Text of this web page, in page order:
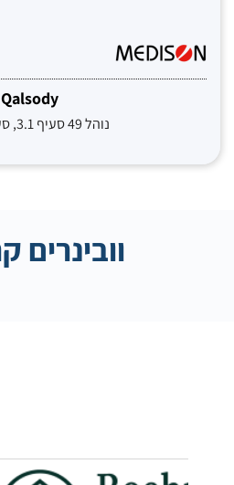
Qalsody
נוהל 49 סעיף 3.1, סעיף 3.2.3
וובינרים